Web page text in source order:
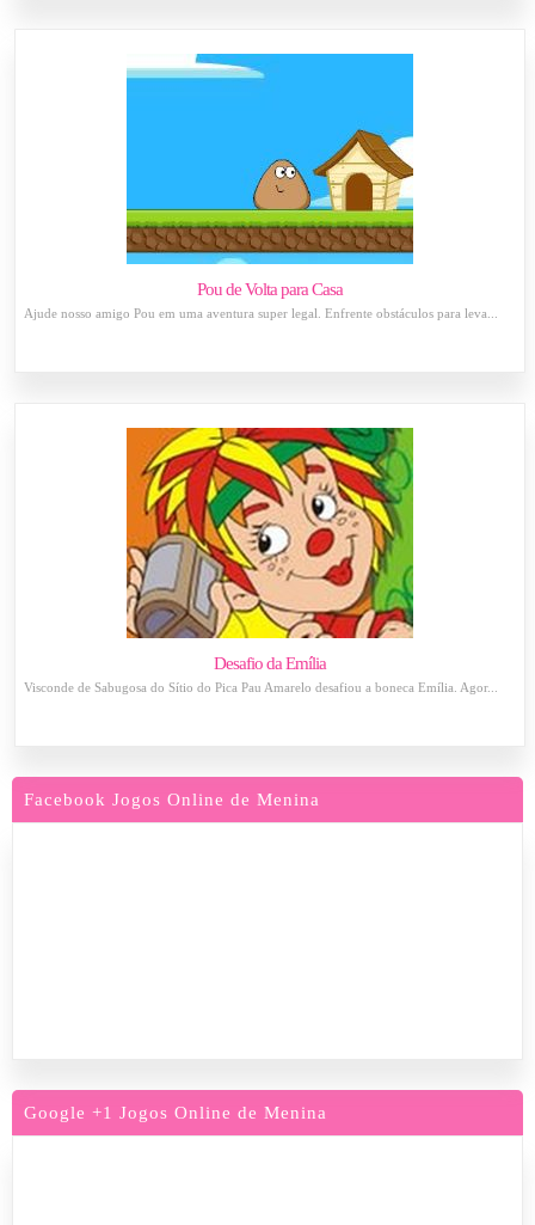
Pou de Volta para Casa
Ajude nosso amigo Pou em uma aventura super legal. Enfrente obstáculos para leva...
Desafio da Emília
Visconde de Sabugosa do Sítio do Pica Pau Amarelo desafiou a boneca Emília. Agor...
Facebook Jogos Online de Menina
Google +1 Jogos Online de Menina